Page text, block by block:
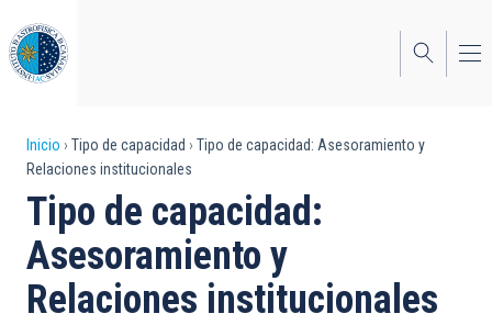
al
contenido
principal
Sobrescribir
enlaces
de
ayuda
a
Inicio Tipo de capacidad
Tipo de capacidad: Asesoramiento y
Relaciones institucionales
Tipo de capacidad:
Asesoramiento y
Relaciones institucionales